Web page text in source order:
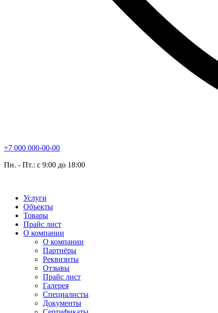
+7 000 000-00-00
Пн. - Пт.: с 9:00 до 18:00
Услуги
Объекты
Товары
Прайс лист
О компании
О компании
Партнёры
Реквизиты
Отзывы
Прайс лист
Галерея
Специалисты
Документы